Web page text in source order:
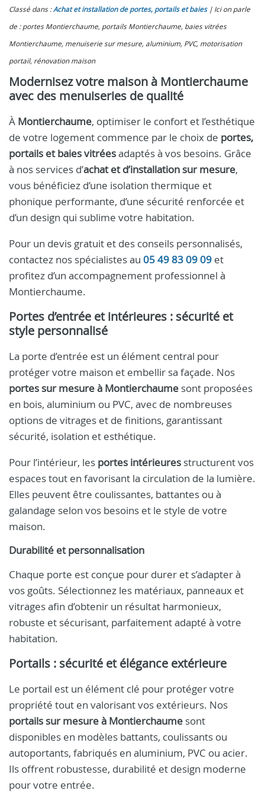
Classé dans :Achat et installation de portes, portails et baies
Ici on parle
de : portes Montierchaume, portails Montierchaume, baies vitrées
Montierchaume, menuiserie sur mesure, aluminium, PVC, motorisation
portail, rénovation maison
Modernisez votre maison à Montierchaume
avec des menuiseries de qualité
À Montierchaume, optimiser le confort et l’esthétique
de votre logement commence par le choix de portes,
portails et baies vitréesadaptés à vos besoins. Grâce
à nos services d’achat et d’installation sur mesure,
vous bénéficiez d’une isolation thermique et
phonique performante, d’une sécurité renforcée et
d’un design qui sublime votre habitation.
Pour un devis gratuit et des conseils personnalisés,
contactez nos spécialistes au 05 49 83 09 09 et
profitez d’un accompagnement professionnel à
Montierchaume.
Portes d’entrée et intérieures : sécurité et
style personnalisé
La porte d’entrée est un élément central pour
protéger votre maison et embellir sa façade. Nos
portes sur mesure à Montierchaume sont proposées
en bois, aluminium ou PVC, avec de nombreuses
options de vitrages et de finitions, garantissant
sécurité, isolation et esthétique.
Pour l’intérieur, les portes intérieures structurent vos
espaces tout en favorisant la circulation de la lumière.
Elles peuvent être coulissantes, battantes ou à
galandage selon vos besoins et le style de votre
maison.
Durabilité et personnalisation
Chaque porte est conçue pour durer et s’adapter à
vos goûts. Sélectionnez les matériaux, panneaux et
vitrages afin d’obtenir un résultat harmonieux,
robuste et sécurisant, parfaitement adapté à votre
habitation.
Portails : sécurité et élégance extérieure
Le portail est un élément clé pour protéger votre
propriété tout en valorisant vos extérieurs. Nos
portails sur mesure à Montierchaume sont
disponibles en modèles battants, coulissants ou
autoportants, fabriqués en aluminium, PVC ou acier.
Ils offrent robustesse, durabilité et design moderne
pour votre entrée.